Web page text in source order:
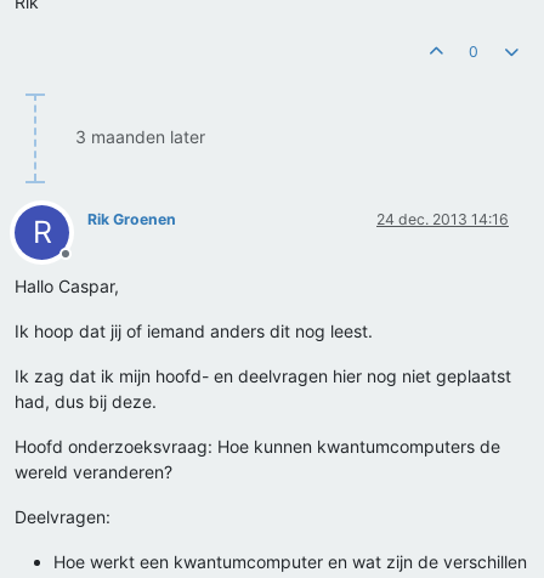
0
3 maanden later
R
Offline
Rik Groenen 24 dec. 2013 14:16
Hallo Caspar,
Ik hoop dat jij of iemand anders dit nog leest.
Ik zag dat ik mijn hoofd- en deelvragen hier nog niet geplaatst
had, dus bij deze.
Hoofd onderzoeksvraag: Hoe kunnen kwantumcomputers de
wereld veranderen?
Deelvragen:
Hoe werkt een kwantumcomputer en wat zijn de verschillen